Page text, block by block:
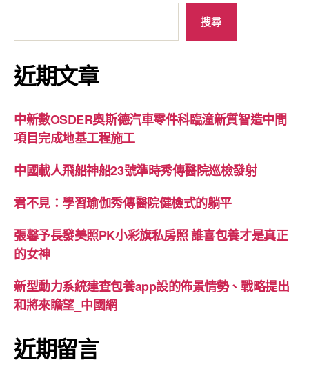
搜尋
近期文章
中新數OSDER奧斯德汽車零件科臨潼新質智造中間
項目完成地基工程施工
中國載人飛船神船23號準時秀傳醫院巡檢發射
君不見：學習瑜伽秀傳醫院健檢式的躺平
張馨予長發美照PK小彩旗私房照 誰喜包養才是真正
的女神
新型動力系統建查包養app設的佈景情勢、戰略提出
和將來瞻望_中國網
近期留言